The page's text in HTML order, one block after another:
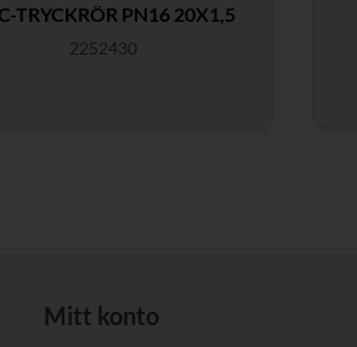
TRYCKRÖR PN16 20X1,5
2252430
Mitt konto